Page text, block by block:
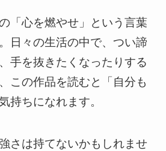
「心を燃やせ」という言葉
日々の生活の中で、つい諦
手を抜きたくなったりする
この作品を読むと「自分も
持ちになれます。
さは持てないかもしれませ